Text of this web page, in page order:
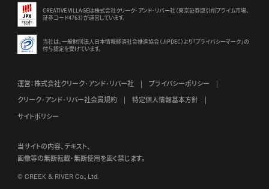
CREATIVE VILLAGEは株式会社クリーク･アンド･リバー社（東京証券取引所プライム市場、
証券コード4763）が運営しています。
当社は、一般財団法人日本情報経済社会推進協会（JIPDEC）より 「プライバシーマーク」の
付与認定を受けています。
運営：株式会社クリーク･アンド･リバー社
プライバシーポリシー
クリーク･アンド･リバー社会員規約
特定個人情報基本方針
サイトポリシー
当サイトの内容、テキスト、
画像等の無断転載・無断使用を固く禁じます。
© CREEK & RIVER Co., Ltd.